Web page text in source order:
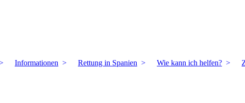
Informationen Rettung in Spanien Wie kann ich helfen?